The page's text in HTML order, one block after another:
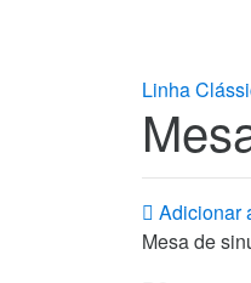
Linha
Adicionar
Mesa de